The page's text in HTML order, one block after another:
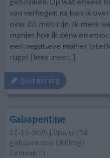
van verhogen na ben ik
over dit medicijn. Ik merk
manier hoe ik denk en
een negatieve manier
rugpi [lees meer...]
geef mening
Gabapentine
07-12-2025 | Vrouw | 58
gabapentine (300mg)
Zenuwpijn